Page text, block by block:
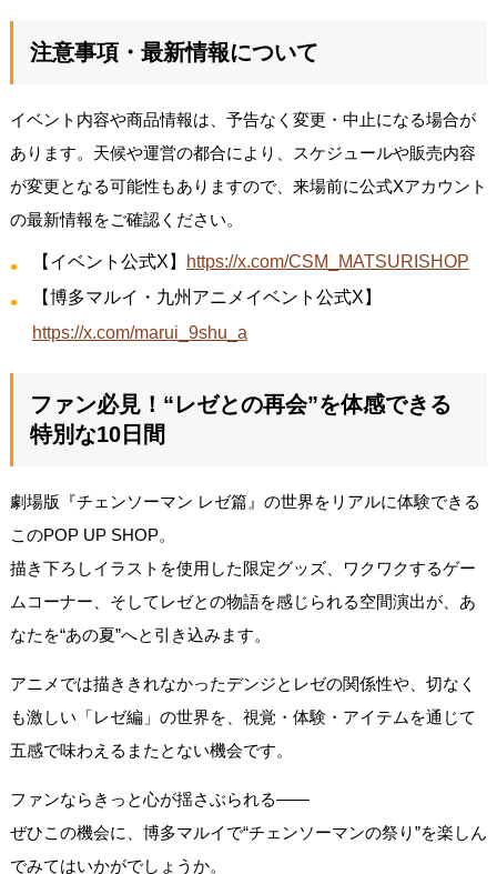
注意事項・最新情報について
イベント内容や商品情報は、予告なく変更・中止になる場合が
あります。天候や運営の都合により、スケジュールや販売内容
が変更となる可能性もありますので、来場前に公式Xアカウント
の最新情報をご確認ください。
【イベント公式X】
https://x.com/CSM_MATSURISHOP
【博多マルイ・九州アニメイベント公式X】
https://x.com/marui_9shu_a
ファン必見！“レゼとの再会”を体感できる
特別な10日間
劇場版『チェンソーマン レゼ篇』の世界をリアルに体験できる
このPOP UP SHOP。
描き下ろしイラストを使用した限定グッズ、ワクワクするゲー
ムコーナー、そしてレゼとの物語を感じられる空間演出が、あ
なたを“あの夏”へと引き込みます。
アニメでは描ききれなかったデンジとレゼの関係性や、切なく
も激しい「レゼ編」の世界を、視覚・体験・アイテムを通じて
五感で味わえるまたとない機会です。
ファンならきっと心が揺さぶられる――
ぜひこの機会に、博多マルイで“チェンソーマンの祭り”を楽しん
でみてはいかがでしょうか。